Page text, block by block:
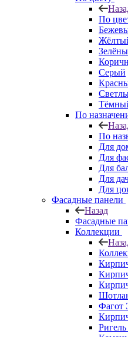
По
Серый
По
По
Для
Для
Для
Для
Для
Фасадные панели
Назад
Фасадные
Коллекции
Фагот